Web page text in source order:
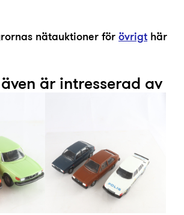
nätauktioner förövrigt här
är intresserad av